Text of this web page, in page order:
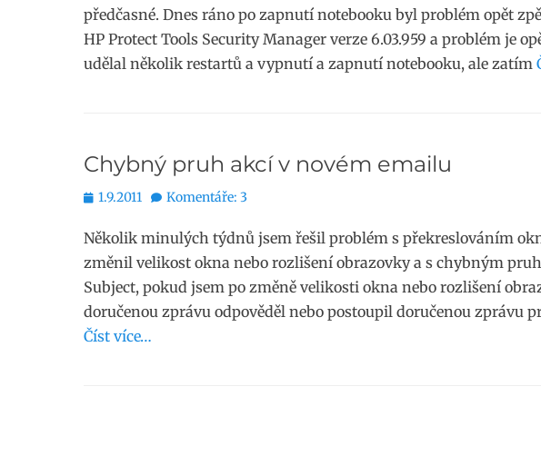
předčasné. Dnes ráno po zapnutí notebooku byl problém opět
HP Protect Tools Security Manager verze 6.03.959 a problém je
udělal několik restartů a vypnutí a zapnutí notebooku, ale zatím
Chybný pruh akcí v novém emailu
Publikováno
1.9.2011 Komentáře: 3
Několik minulých týdnů jsem řešil problém s překreslováním
změnil velikost okna nebo rozlišení obrazovky a s chybným
Subject, pokud jsem po změně velikosti okna nebo rozlišení
doručenou zprávu odpověděl nebo postoupil doručenou zprávu
Číst více…